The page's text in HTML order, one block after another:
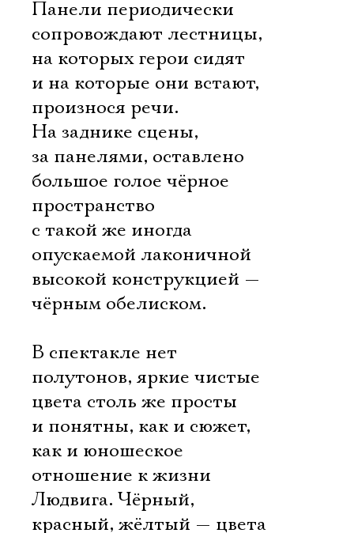
Панели периодически
сопровождают лестницы,
на которых герои сидят
и на которые они встают,
произнося речи.
На заднике сцены,
за панелями, оставлено
большое голое чёрное
пространство
с такой же иногда
опускаемой лаконичной
высокой конструкцией —
чёрным обелиском.
В спектакле нет
полутонов, яркие чистые
цвета столь же просты
и понятны, как и сюжет,
как и юношеское
отношение к жизни
Людвига. Чёрный,
красный, жёлтый — цвета